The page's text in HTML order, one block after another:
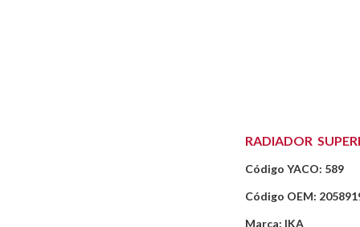
RADIADOR
Código YACO: 589
Código OEM:
Marca: IKA